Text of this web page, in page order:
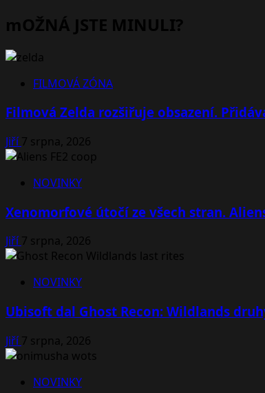
mOŽNÁ JSTE MINULI?
FILMOVÁ ZÓNA
Filmová Zelda rozšiřuje obsazení.
Jiří7 srpna, 2026
NOVINKY
Xenomorfové útočí ze všech stran.
Jiří7 srpna, 2026
NOVINKY
Ubisoft dal Ghost Recon: Wildlands
Jiří7 srpna, 2026
NOVINKY